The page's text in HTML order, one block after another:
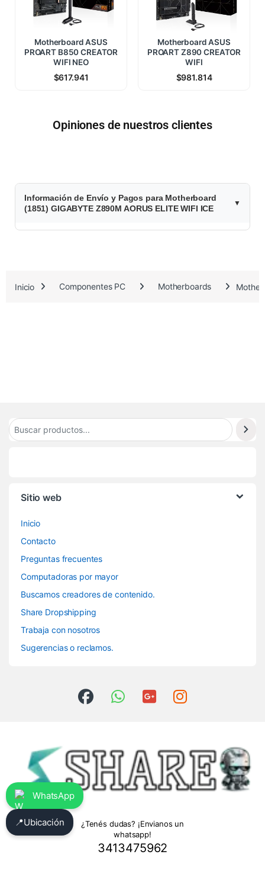
Motherboard ASUS
PROART B850 CREATOR
WIFI NEO
$617.941
Motherboard ASUS
PROART Z890 CREATOR
WIFI
$981.814
Opiniones de nuestros clientes
$
4
9
.
Información de Envío y Pagos para Motherboard
(1851) GIGABYTE Z890M AORUS ELITE WIFI ICE
Inicio Componentes PC Motherboards
Sitio web
Inicio
Contacto
Preguntas frecuentes
Computadoras por mayor
Buscamos creadores de contenido.
Share Dropshipping
Trabaja con nosotros
Sugerencias o reclamos.
¿Tenés dudas? ¡Envianos un
whatsapp!
3413475962
WhatsApp
📍Ubicación